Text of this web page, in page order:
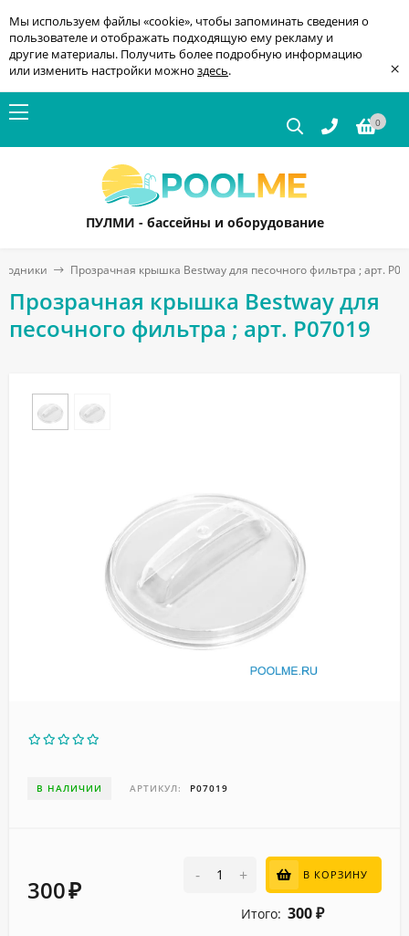
Мы используем файлы «cookie», чтобы запоминать сведения о
пользователе и отображать подходящую ему рекламу и
другие материалы. Получить более подробную информацию
или изменить настройки можно здесь. ×
0
ПУЛМИ - бассейны и оборудование
Прозрачная крышка Bestway для песочного фильтра ; арт.
Прозрачная крышка Bestway для
песочного фильтра ; арт. P07019
В НАЛИЧИИ АРТИКУЛ: P07019
300₽
- + В КОРЗИНУ
Итого: 300 ₽